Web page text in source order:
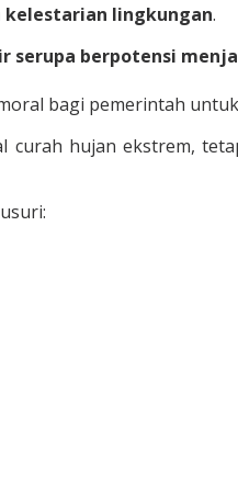
kelestarian lingkungan.
serupa berpotensi
bagi pemerintah
curah hujan ekstrem,